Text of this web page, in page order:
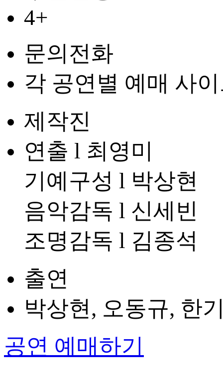
4+
문의전화
각 공연별 예매 사
제작진
연출 l 최영미
기예구성 l 박상현
음악감독 l 신세빈
조명감독 l 김종석
출연
박상현, 오동규, 한
공연 예매하기